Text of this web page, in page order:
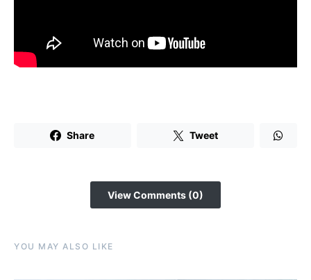
Share Tweet
View Comments (0)
YOU MAY ALSO LIKE